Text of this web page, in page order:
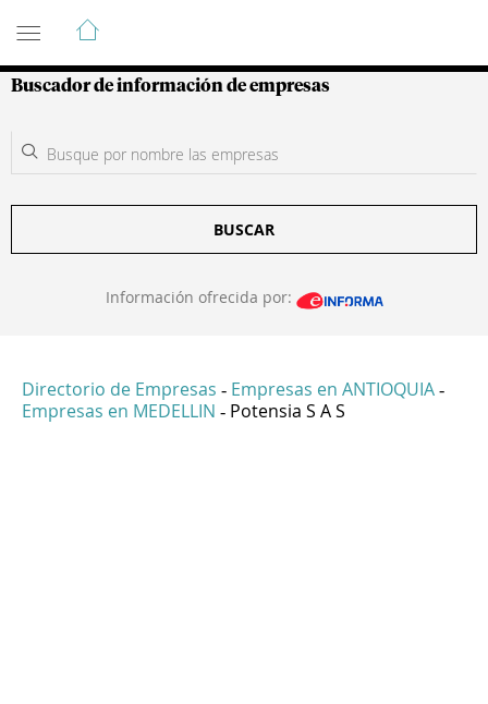
Guía de Empresas Colombianas
Buscador de información de empresas
BUSCAR
Información ofrecida por:
Directorio de Empresas - Empresas en ANTIOQUIA -
Empresas en MEDELLIN - Potensia S A S